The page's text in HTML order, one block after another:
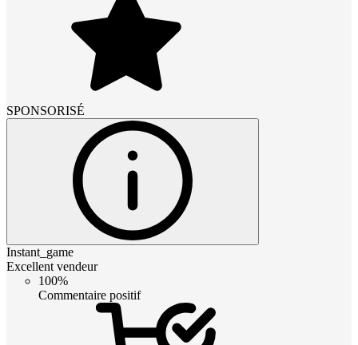
SPONSORISÉ
Instant_game
Excellent vendeur
100%
Commentaire positif